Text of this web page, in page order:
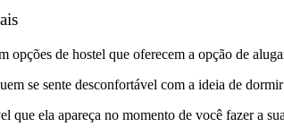
opções de hostel que oferecem a opção de
se sente desconfortável com a ideia de
que ela apareça no momento de você fazer a